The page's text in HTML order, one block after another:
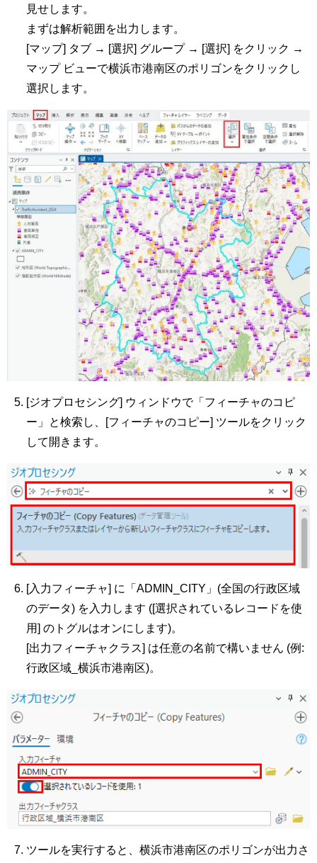
見せします。
まずは解析範囲を出力します。
[マップ] タブ → [選択] グループ → [選択] をクリック →
マップ ビューで横浜市港南区のポリゴンをクリックし
選択します。
[ジオプロセシング] ウィンドウで「フィーチャのコピ
ー」と検索し、[フィーチャのコピー] ツールをクリック
して開きます。
[入力フィーチャ] に「ADMIN_CITY」(全国の行政区域
のデータ) を入力します ([選択されているレコードを使
用] のトグルはオンにします)。
[出力フィーチャクラス] は任意の名前で構いません (例:
行政区域_横浜市港南区)。
ツールを実行すると、横浜市港南区のポリゴンが出力さ